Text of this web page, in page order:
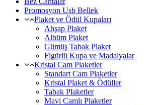
Promosyon Usb Bellek
Plaket ve Ödül Kupaları
Ahşap Plaket
Albüm Plaket
Gümüş Tabak Plaket
Figürlü Kupa ve Madalyalar
Kristal Cam Plaketler
Standart Cam Plaketler
Kristal Plaket & Ödüller
Tabak Plaketler
Mavi Camlı Plaketler